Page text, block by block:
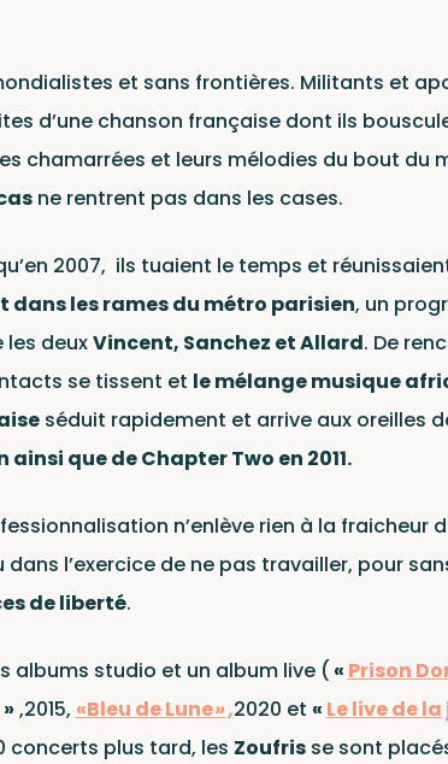
et sans frontières. Militants et
d’une chanson française dont ils
chamarrées et leurs mélodies du bout du
ne rentrent pas dans les cases.
2007, ils tuaient le temps et
dans les rames du métro parisien, un
les deuxVincent, Sanchez et Allard. De
se tissent et le mélange musique
séduit rapidement et arrive aux oreilles
ainsi que de Chapter Two en 2011.
n’enlève rien à la fraicheur
dans l’exercice de ne pas travailler, pour
de liberté.
albums studio et un album live ( « Prison
» ,2015, «Bleu de Lune» ,2020 et « Le live de
concerts plus tard, les Zoufrisse sont